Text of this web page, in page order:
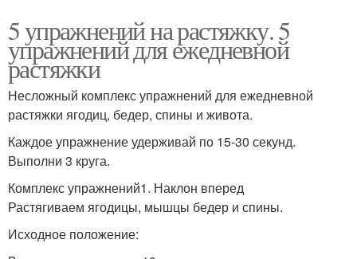
5 упражнений на растяжку. 5
упражнений для ежедневной
растяжки
Несложный комплекс упражнений для ежедневной
растяжки ягодиц, бедер, спины и живота.
Каждое упражнение удерживай по 15-30 секунд.
Выполни 3 круга.
Комплекс упражнений1. Наклон вперед
Растягиваем ягодицы, мышцы бедер и спины.
Исходное положение: